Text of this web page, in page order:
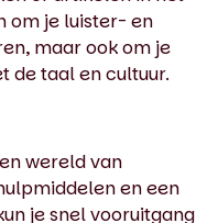
om je luister- en
maar ook om je
de taal en cultuur.
wereld van
en een
je snel vooruitgang